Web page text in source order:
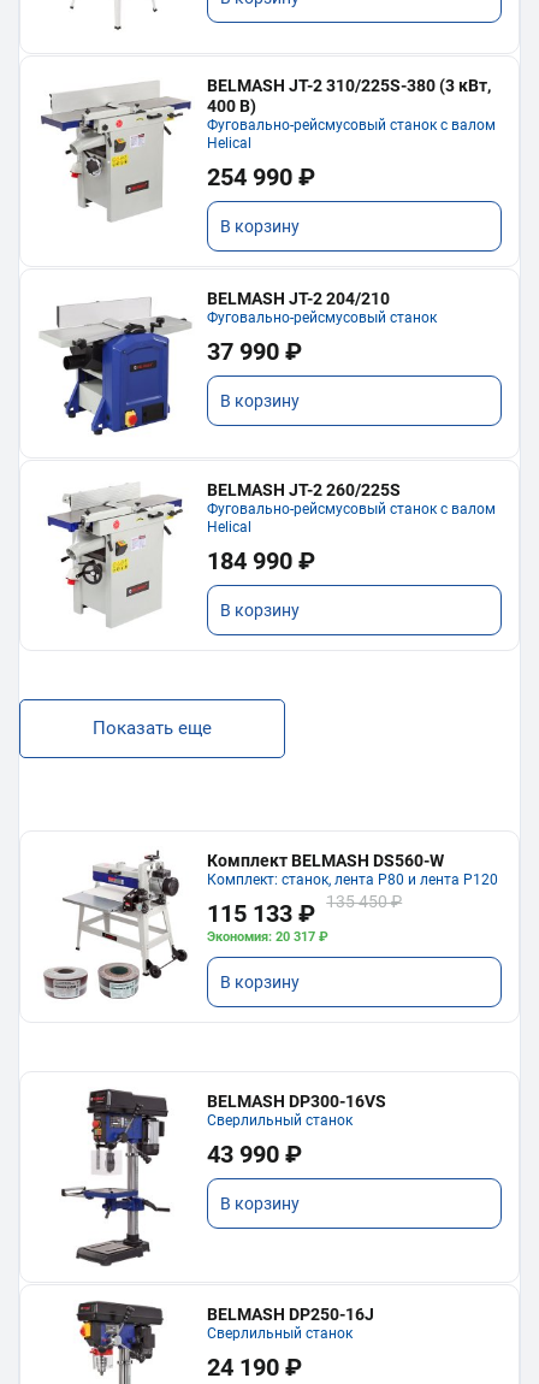
BELMASH JT-2 310/225S-380 (3 кВт,
400 В)
Фуговально-рейсмусовый станок с валом
Helical
254 990 ₽
В корзину
BELMASH JT-2 204/210
Фуговально-рейсмусовый станок
37 990 ₽
В корзину
BELMASH JT-2 260/225S
Фуговально-рейсмусовый станок с валом
Helical
184 990 ₽
В корзину
Показать еще
Комплект BELMASH DS560-W
Комплект: станок, лента P80 и лента P120
115 133 ₽ 135 450 ₽
Экономия: 20 317 ₽
В корзину
BELMASH DP300-16VS
Сверлильный станок
43 990 ₽
В корзину
BELMASH DP250-16J
Сверлильный станок
24 190 ₽